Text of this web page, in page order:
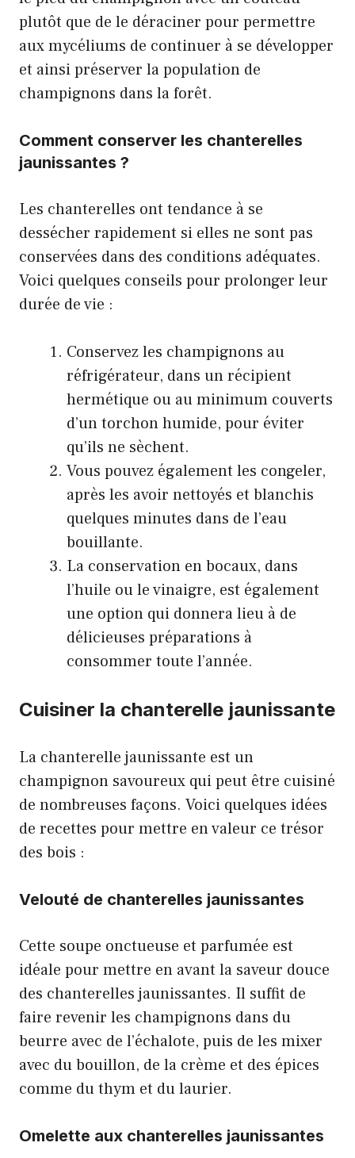
plutôt que de le déraciner pour permettre
aux mycéliums de continuer à se développer
et ainsi préserver la population de
champignons dans la forêt.
Comment conserver les chanterelles
jaunissantes ?
Les chanterelles ont tendance à se
dessécher rapidement si elles ne sont pas
conservées dans des conditions adéquates.
Voici quelques conseils pour prolonger leur
durée de vie :
Conservez les champignons au
réfrigérateur, dans un récipient
hermétique ou au minimum couverts
d’un torchon humide, pour éviter
qu’ils ne sèchent.
Vous pouvez également les congeler,
après les avoir nettoyés et blanchis
quelques minutes dans de l’eau
bouillante.
La conservation en bocaux, dans
l’huile ou le vinaigre, est également
une option qui donnera lieu à de
délicieuses préparations à
consommer toute l’année.
Cuisiner la chanterelle jaunissante
La chanterelle jaunissante est un
champignon savoureux qui peut être cuisiné
de nombreuses façons. Voici quelques idées
de recettes pour mettre en valeur ce trésor
des bois :
Velouté de chanterelles jaunissantes
Cette soupe onctueuse et parfumée est
idéale pour mettre en avant la saveur douce
des chanterelles jaunissantes. Il suffit de
faire revenir les champignons dans du
beurre avec de l’échalote, puis de les mixer
avec du bouillon, de la crème et des épices
comme du thym et du laurier.
Omelette aux chanterelles jaunissantes